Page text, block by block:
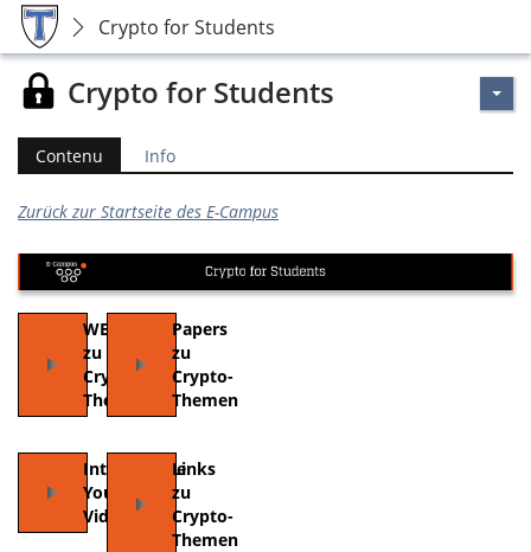
Crypto for Students
Crypto for Students
Contenu Info
Zurück zur Startseite des E-Campus
WBT
zu
Crypto-
Themen
Interessante
YouTube-
Videos
Papers
zu
Crypto-
Themen
Links
zu
Crypto-
Themen